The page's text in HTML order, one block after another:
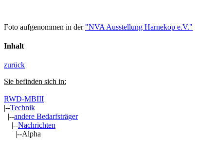
Foto aufgenommen in der "NVA Ausstellung Harnekop e.V."
Inhalt
zurück
Sie befinden sich in:
RWD-MBIII
|--Technik
|--andere Bedarfsträger
|--Nachrichten
|--Alpha